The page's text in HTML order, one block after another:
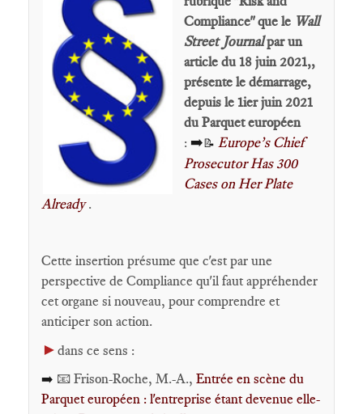
Compliance" que le Wall
Street Journalpar un
article du 18 juin 2021,,
présente le démarrage,
depuis le 1ier juin 2021
du Parquet européen
: ➡️📝 Europe’s Chief
Prosecutor Has 300
Cases on Her Plate
Already.
Cette insertion présume que c'est par une
perspective de Compliance qu'il faut appréhender
cet organe si nouveau, pour comprendre et
anticiper son action.
► dans ce sens :
➡️ 📧 Frison-Roche, M.-A., Entrée en scène du
Parquet européen : l'entreprise étant devenue elle-